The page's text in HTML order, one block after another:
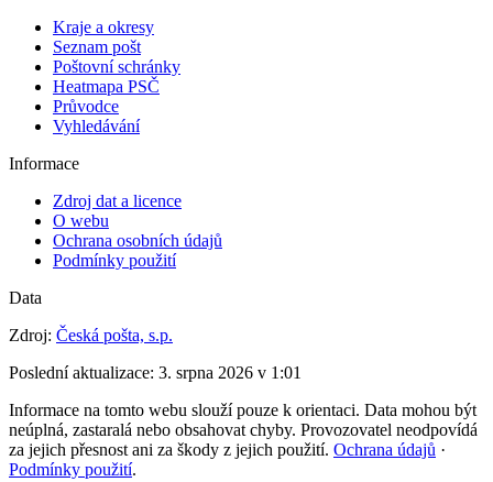
Kraje a okresy
Seznam pošt
Poštovní schránky
Heatmapa PSČ
Průvodce
Vyhledávání
Informace
Zdroj dat a licence
O webu
Ochrana osobních údajů
Podmínky použití
Data
Zdroj: Česká pošta, s.p.
Poslední aktualizace: 3. srpna 2026 v 1:01
Informace na tomto webu slouží pouze k orientaci. Data mohou být
neúplná, zastaralá nebo obsahovat chyby. Provozovatel neodpovídá
za jejich přesnost ani za škody z jejich použití. Ochrana údajů ·
Podmínky použití.